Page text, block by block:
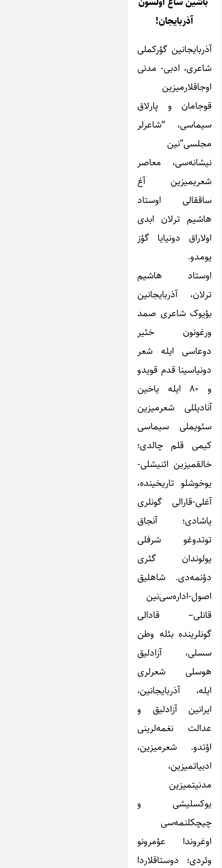
آذربایجان!
آذربایجانین گؤرکملی
شاعری، ادبی- مدنی
اوجاقلارمیزین
قوجامان و پارلاق
سیماسی، “شاعرلر
مجلسی”نین
نیشانه‌سی، معاصر
شعریمیزین آغ
ساققالی اوستاد
هاشیم ترلان ابدی
اولاراق دونیایا گؤز
یومدو.
اوستاد هاشیم
ترلان، آذربایجانین
بؤیوک شاعری صمد
ورغونون خئیر
دوعاسی ایله شعر
دونیاسینا قدم قویدو
و ۸۰ ایله یاخین
آنادیللی شعرمیزین
سئویملی سیماسی
کیمی قلم چالدی؛
خالقمیزین ائنیشلی-
یوخوشلو تاریخینده،
آغلی-قارالی گونلری
یاشادی؛ آنجاق
توتدوغو شرفلی
یولوندان گئری
دؤنمه‌دی. شاهلیق
اصول-اداره‌سی‌نین
قانلی– قادالی
گونلرینده بئله وطن
سسلی، آزادلیق
هوسلی شعرلری
ایله، آذربایجانین،
ایرانین آزادلیق و
عدالت نغمه‌لرینی
اؤتدو. شعرمیزین،
ادبیاتمیزین،
مدنیتمیزین
یوکسلیشی و
چیچکلنمه‌سی
اوغروندا عؤمرونو
وئردی؛ دوستاقلاردا